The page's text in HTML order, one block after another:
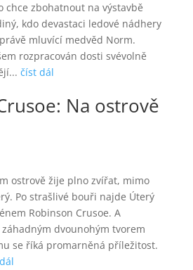
chce zbohatnout na výstavbě
kdo devastaci ledové nádhery
mluvící medvěd Norm.
rozpracován dosti svévolně
číst dál
Na ostrově
ostrově žije plno zvířat, mimo
Po strašlivé bouři najde Úterý
Robinson Crusoe. A
dvounohým tvorem
se říká promarněná příležitost.